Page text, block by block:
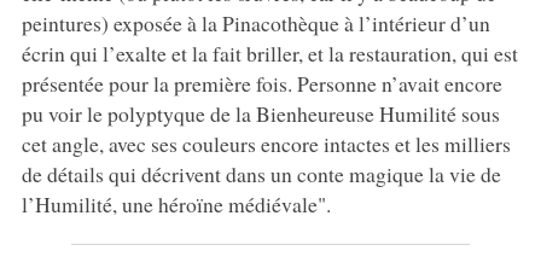
peintures) exposée à la Pinacothèque à l’intérieur d’un
écrin qui l’exalte et la fait briller, et la restauration, qui est
présentée pour la première fois. Personne n’avait encore
pu voir le polyptyque de la Bienheureuse Humilité sous
cet angle, avec ses couleurs encore intactes et les milliers
de détails qui décrivent dans un conte magique la vie de
l’Humilité, une héroïne médiévale".